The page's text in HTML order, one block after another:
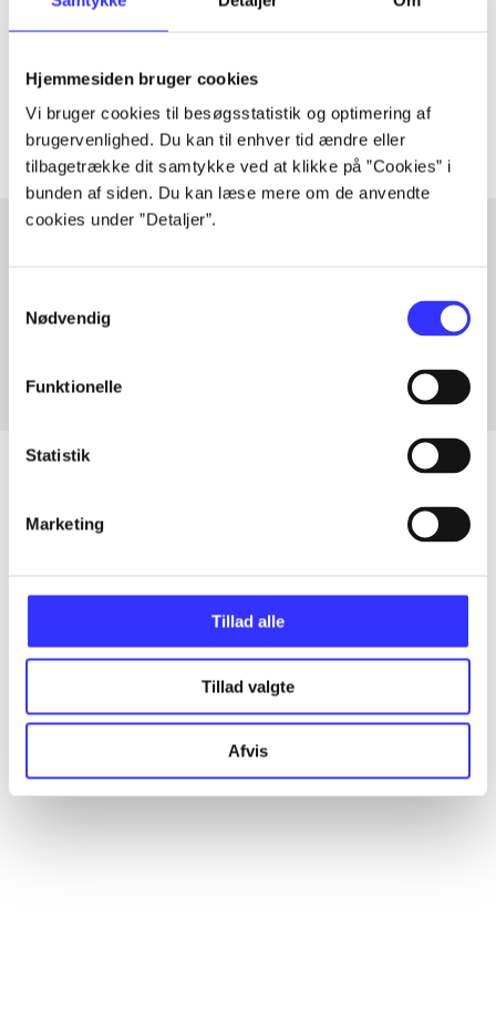
Hjemmesiden bruger cookies
Vi bruger cookies til besøgsstatistik og optimering af
brugervenlighed. Du kan til enhver tid ændre eller
tilbagetrække dit samtykke ved at klikke på ”Cookies” i
bunden af siden. Du kan læse mere om de anvendte
cookies under ”Detaljer”.
Nødvendig
Funktionelle
Statistik
Marketing
Tillad alle
Tillad valgte
Afvis
lorem ipsum dolor sit amet ...
Artiklerne i handler ofte om
Fra
Artikler
...